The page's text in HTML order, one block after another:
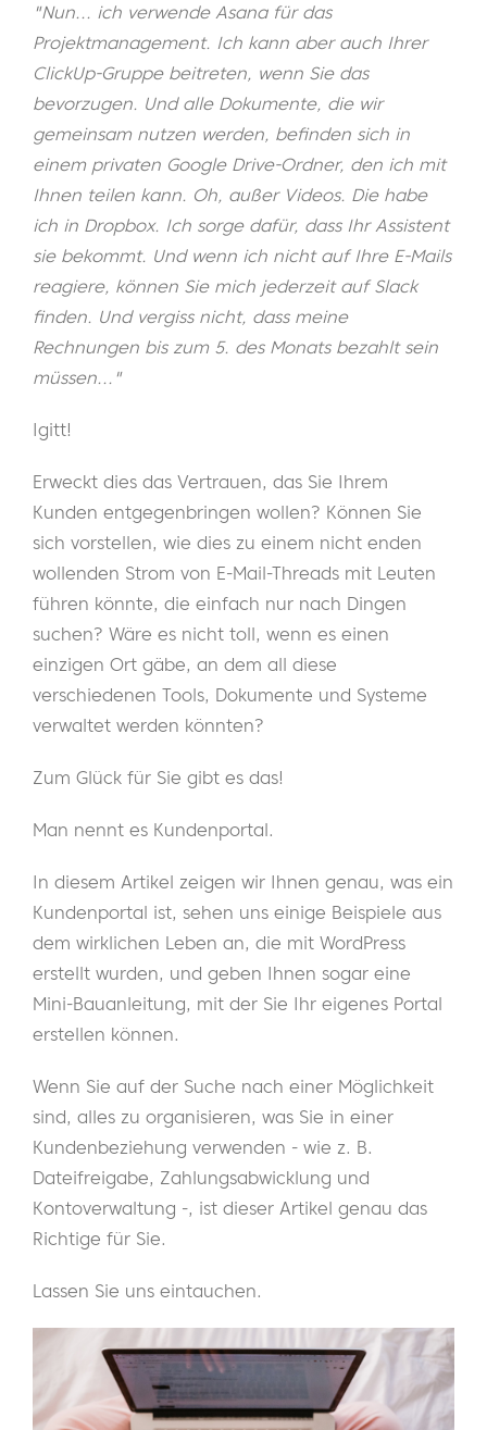
"Nun... ich verwende Asana für das
Projektmanagement. Ich kann aber auch Ihrer
ClickUp-Gruppe beitreten, wenn Sie das
bevorzugen. Und alle Dokumente, die wir
gemeinsam nutzen werden, befinden sich in
einem privaten Google Drive-Ordner, den ich mit
Ihnen teilen kann. Oh, außer Videos. Die habe
ich in Dropbox. Ich sorge dafür, dass Ihr Assistent
sie bekommt. Und wenn ich nicht auf Ihre E-Mails
reagiere, können Sie mich jederzeit auf Slack
finden. Und vergiss nicht, dass meine
Rechnungen bis zum 5. des Monats bezahlt sein
müssen..."
Igitt!
Erweckt dies das Vertrauen, das Sie Ihrem
Kunden entgegenbringen wollen? Können Sie
sich vorstellen, wie dies zu einem nicht enden
wollenden Strom von E-Mail-Threads mit Leuten
führen könnte, die einfach nur nach Dingen
suchen? Wäre es nicht toll, wenn es einen
einzigen Ort gäbe, an dem all diese
verschiedenen Tools, Dokumente und Systeme
verwaltet werden könnten?
Zum Glück für Sie gibt es das!
Man nennt es Kundenportal.
In diesem Artikel zeigen wir Ihnen genau, was ein
Kundenportal ist, sehen uns einige Beispiele aus
dem wirklichen Leben an, die mit WordPress
erstellt wurden, und geben Ihnen sogar eine
Mini-Bauanleitung, mit der Sie Ihr eigenes Portal
erstellen können.
Wenn Sie auf der Suche nach einer Möglichkeit
sind, alles zu organisieren, was Sie in einer
Kundenbeziehung verwenden - wie z. B.
Dateifreigabe, Zahlungsabwicklung und
Kontoverwaltung -, ist dieser Artikel genau das
Richtige für Sie.
Lassen Sie uns eintauchen.